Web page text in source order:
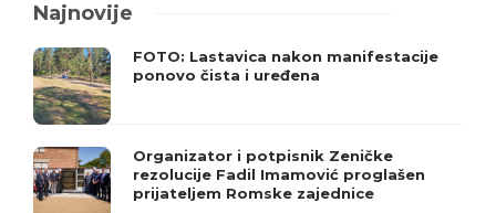
Najnovije
FOTO: Lastavica nakon manifestacije
ponovo čista i uređena
Organizator i potpisnik Zeničke
rezolucije Fadil Imamović proglašen
prijateljem Romske zajednice